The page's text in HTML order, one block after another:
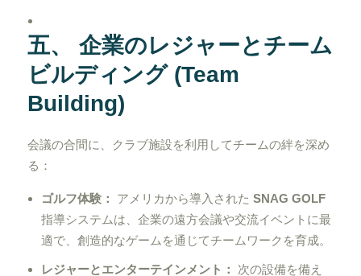
五、 企業のレジャーとチーム
ビルディング (Team
Building)
会議の合間に、クラブ施設を利用してチームの絆を深め
る：
ゴルフ体験： アメリカから導入された SNAG GOLF
指導システムは、企業の遠方会議や交流イベントに最
適で、創造的なゲームを通じてチームワークを育成。
レジャーとエンターテインメント：
次の設備を備え